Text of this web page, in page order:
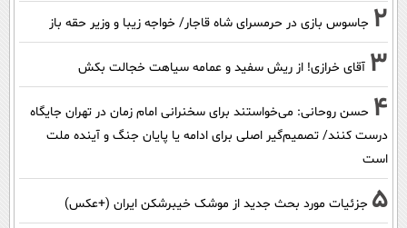
2 جاسوس بازی در حرمسرای شاه قاجار/ خواجه زیبا و وزیر حقه باز
3 آقای خرازی! از ریش سفید و عمامه سیاهت خجالت بکش
4 حسن روحانی: می‌خواستند برای سخنرانی امام زمان در تهران جایگاه
درست کنند/ تصمیم‌گیر اصلی برای ادامه یا پایان جنگ و آینده ملت
است
5 جزئیات مورد بحث جدید از موشک خیبرشکن ایران (+عکس)